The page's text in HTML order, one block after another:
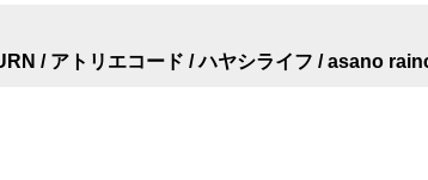
/ アトリエコード / ハヤシライフ / asano